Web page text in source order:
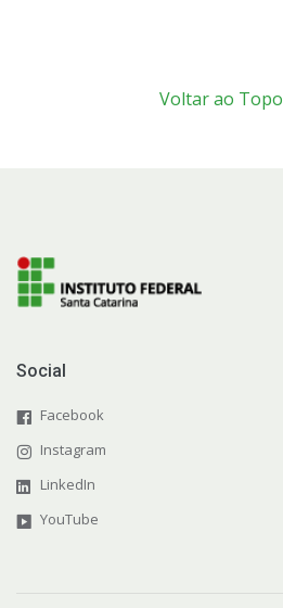
Voltar ao Topo
Social
Facebook
Instagram
LinkedIn
YouTube